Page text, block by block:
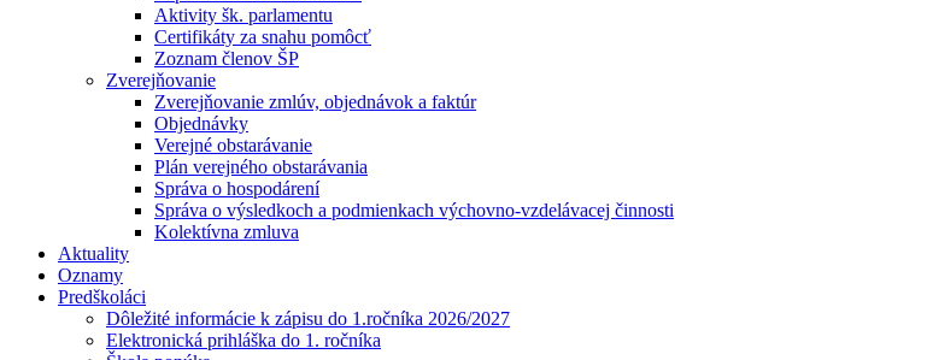
Aktivity šk. parlamentu
Certifikáty za snahu pomôcť
Zoznam členov ŠP
Zverejňovanie
Zverejňovanie zmlúv, objednávok a faktúr
Objednávky
Verejné obstarávanie
Plán verejného obstarávania
Správa o hospodárení
Správa o výsledkoch a podmienkach výchovno-vzdelávacej činnosti
Kolektívna zmluva
Aktuality
Oznamy
Predškoláci
Dôležité informácie k zápisu do 1.ročníka 2026/2027
Elektronická prihláška do 1. ročníka